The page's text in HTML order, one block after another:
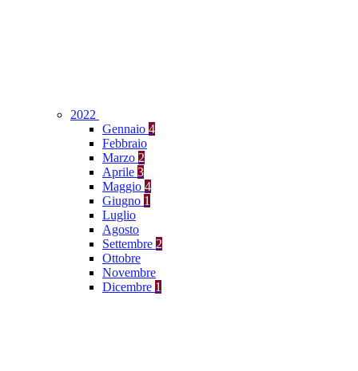
2022
Gennaio 4
Febbraio
Marzo 2
Aprile 3
Maggio 4
Giugno 1
Luglio
Agosto
Settembre 2
Ottobre
Novembre
Dicembre 1